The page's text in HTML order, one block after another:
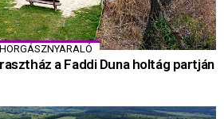
HORGÁSZNYARALÓ
a Faddi Duna holtág partján